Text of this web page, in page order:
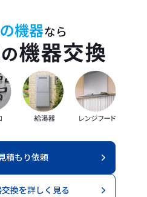
積もり依頼
換を詳しく見る